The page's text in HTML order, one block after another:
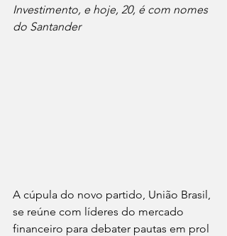
Investimento, e hoje, 20, é com nomes
do Santander
A cúpula do novo partido, União Brasil,
se reúne com líderes do mercado
financeiro para debater pautas em prol